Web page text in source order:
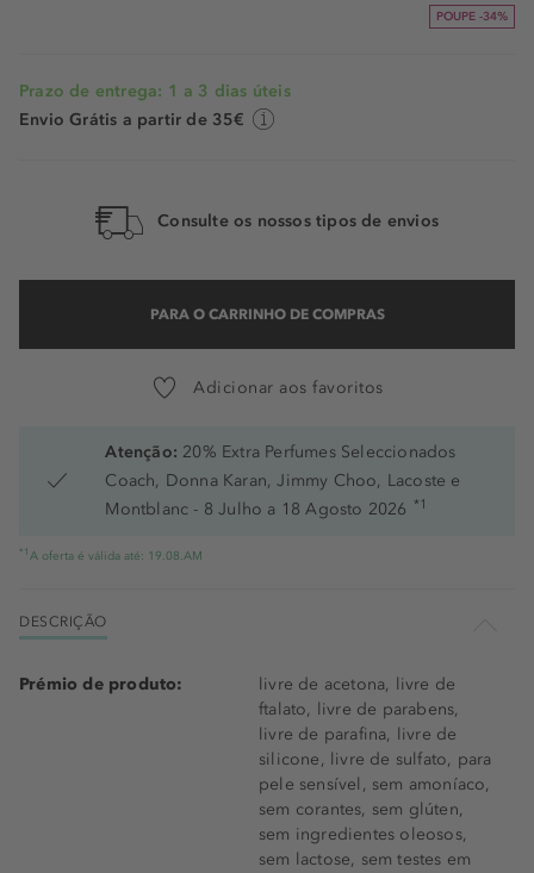
POUPE -34%
Prazo de entrega: 1 a 3 dias úteis
Envio Grátis a partir de 35€
Consulte os nossos tipos de envios
PARA O CARRINHO DE COMPRAS
Adicionar aos favoritos
Atenção: 20% Extra Perfumes Seleccionados
Coach, Donna Karan, Jimmy Choo, Lacoste e
Montblanc - 8 Julho a 18 Agosto 2026 *1
*1 A oferta é válida até: 19.08.AM
DESCRIÇÃO
Prémio de produto:
livre de acetona, livre de
ftalato, livre de parabens,
livre de parafina, livre de
silicone, livre de sulfato, para
pele sensível, sem amoníaco,
sem corantes, sem glúten,
sem ingredientes oleosos,
sem lactose, sem testes em